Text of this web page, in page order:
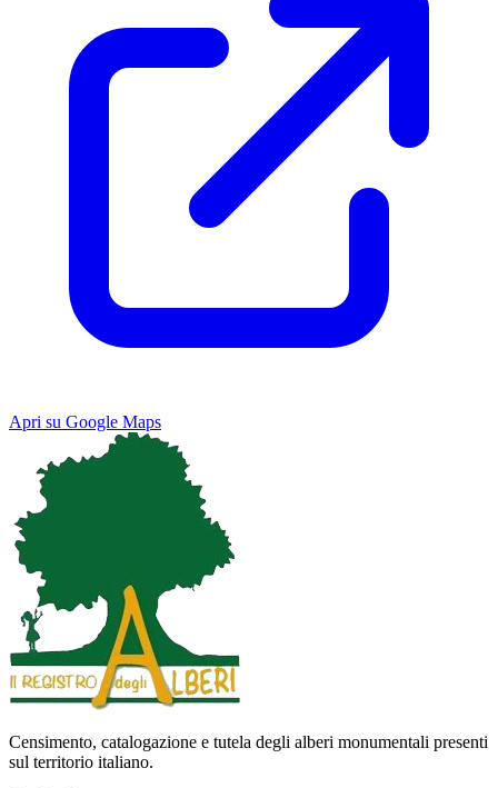
Apri su Google Maps
Map Satellite
Keyboard shortcuts
Censimento, catalogazione e tutela degli alberi monumentali presenti
sul territorio italiano.